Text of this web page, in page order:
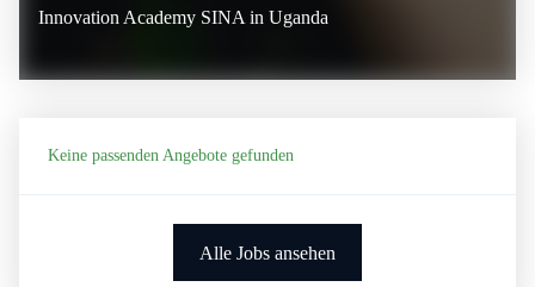
Innovation Academy SINA in Uganda
Keine passenden Angebote gefunden
Alle Jobs ansehen